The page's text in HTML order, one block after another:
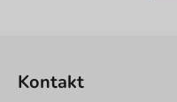
Kontakt